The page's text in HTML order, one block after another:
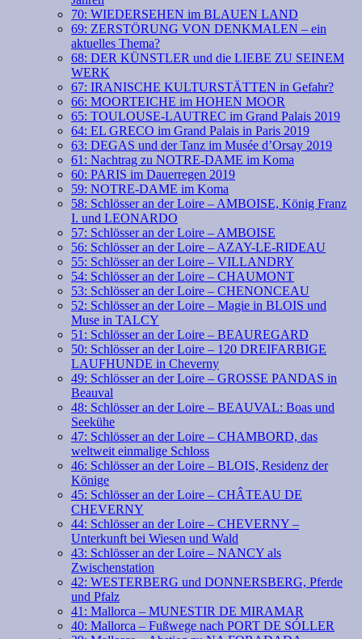
70: WIEDERSEHEN im BLAUEN LAND
69: ZERSTÖRUNG VON DENKMALEN – ein
aktuelles Thema?
68: DER KÜNSTLER und die LIEBE ZU SEINEM
WERK
67: IRANISCHE KULTURSTÄTTEN in Gefahr?
66: MOORTEICHE im HOHEN MOOR
65: TOULOUSE-LAUTREC im Grand Palais 2019
64: EL GRECO im Grand Palais in Paris 2019
63: DEGAS und der Tanz im Musée d’Orsay 2019
61: Nachtrag zu NOTRE-DAME im Koma
60: PARIS im Dauerregen 2019
59: NOTRE-DAME im Koma
58: Schlösser an der Loire – AMBOISE, König Franz
I. und LEONARDO
57: Schlösser an der Loire – AMBOISE
56: Schlösser an der Loire – AZAY-LE-RIDEAU
55: Schlösser an der Loire – VILLANDRY
54: Schlösser an der Loire – CHAUMONT
53: Schlösser an der Loire – CHENONCEAU
52: Schlösser an der Loire – Magie in BLOIS und
Muse in TALCY
51: Schlösser an der Loire – BEAUREGARD
50: Schlösser an der Loire – 120 DREIFARBIGE
LAUFHUNDE in Cheverny
49: Schlösser an der Loire – GROSSE PANDAS in
Beauval
48: Schlösser an der Loire – BEAUVAL: Boas und
Seekühe
47: Schlösser an der Loire – CHAMBORD, das
weltweit einmalige Schloss
46: Schlösser an der Loire – BLOIS, Residenz der
Könige
45: Schlösser an der Loire – CHÂTEAU DE
CHEVERNY
44: Schlösser an der Loire – CHEVERNY –
Unterkunft bei Wiesen und Wald
43: Schlösser an der Loire – NANCY als
Zwischenstation
42: WESTERBERG und DONNERSBERG, Pferde
und Pfalz
41: Mallorca – MUNESTIR DE MIRAMAR
40: Mallorca – Fußwege nach PORT DE SÓLLER